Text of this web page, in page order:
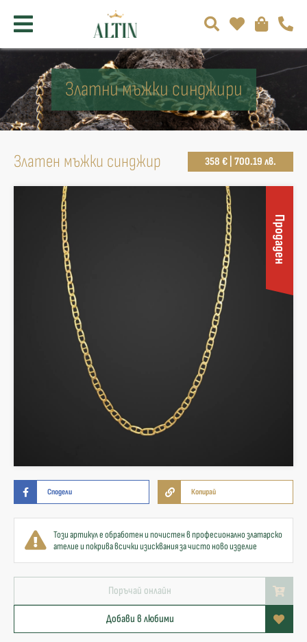
Златни мъжки синджири
Златен мъжки синджир 358 € | 700.19 лв.
Продаден
Сподели Копирай
Този артикул е обработен и почистен в професионално златарско
ателие и покрива всички изисквания за чисто ново изделие
Поръчай онлайн
Добави в любими